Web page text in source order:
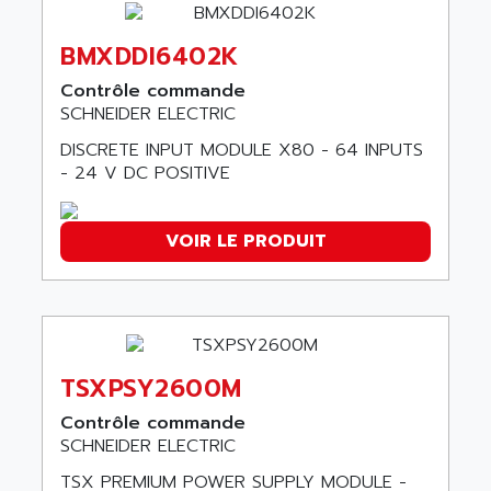
C200
SMC500
SMC200 / 500
PLC-5
NC
SYSMAC
PERMANENT MAGNET MOTOR
BPH
BSM SERIE
SIMODRIVE 610
SIMODRIVE 650
ACIM JOUANIN
ACINDUCTO
ACKSYS
ACMA
ACOMEL
ACOPIAN
ACOPOS
ACQUIDUC
ACROMAG
ACS
ACS MOTION CONTROL
ACT KERN
BMXDDI6402K
Contrôle commande
SCHNEIDER ELECTRIC
DISCRETE INPUT MODULE X80 - 64 INPUTS
- 24 V DC POSITIVE
VOIR LE PRODUIT
TSXPSY2600M
Contrôle commande
SCHNEIDER ELECTRIC
TSX PREMIUM POWER SUPPLY MODULE -